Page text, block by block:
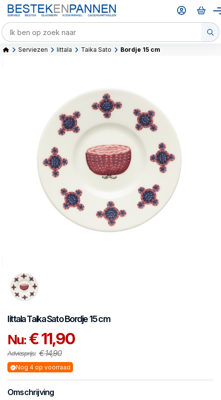
Serviezen Iittala Taika Sato Bordje 15 cm
IittalaTaika SatoBordje 15 cm
Nu:€ 11,90
Adviesprijs: € 14,90
Nog 4 op voorraad
Omschrijving